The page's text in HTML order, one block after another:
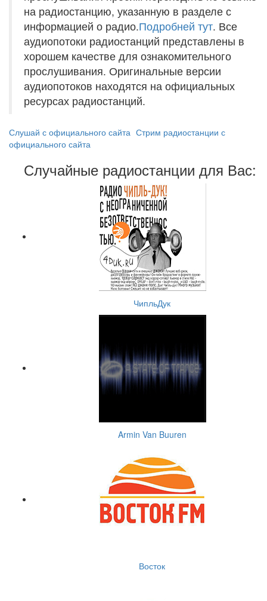
на радиостанцию, указанную в разделе с
информацией о радио.Подробней тут. Все
аудиопотоки радиостанций представлены в
хорошем качестве для ознакомительного
прослушивания. Оригинальные версии
аудиопотоков находятся на официальных
ресурсах радиостанций.
Слушай с официального сайта Стрим радиостанции с
официального сайта
Случайные радиостанции для Вас:
ЧипльДук
Armin Van Buuren
Восток